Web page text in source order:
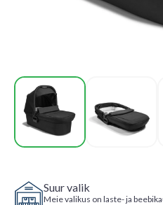
Suur valik
Meie valikus on laste- ja